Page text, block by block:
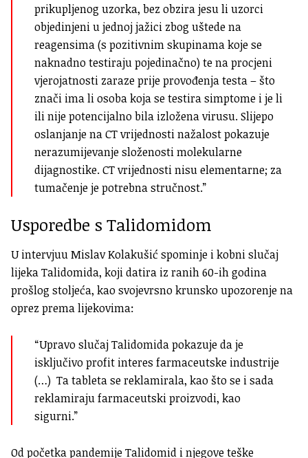
prikupljenog uzorka, bez obzira jesu li uzorci
objedinjeni u jednoj jažici zbog uštede na
reagensima (s pozitivnim skupinama koje se
naknadno testiraju pojedinačno) te na procjeni
vjerojatnosti zaraze prije provođenja testa – što
znači ima li osoba koja se testira simptome i je li
ili nije potencijalno bila izložena virusu. Slijepo
oslanjanje na CT vrijednosti nažalost pokazuje
nerazumijevanje složenosti molekularne
dijagnostike. CT vrijednosti nisu elementarne; za
tumačenje je potrebna stručnost.”
Usporedbe s Talidomidom
U intervjuu Mislav Kolakušić spominje i kobni slučaj
lijeka Talidomida, koji datira iz ranih 60-ih godina
prošlog stoljeća, kao svojevrsno krunsko upozorenje na
oprez prema lijekovima:
“Upravo slučaj Talidomida pokazuje da je
isključivo profit interes farmaceutske industrije
(…) Ta tableta se reklamirala, kao što se i sada
reklamiraju farmaceutski proizvodi, kao
sigurni.”
Od početka pandemije Talidomid i njegove teške